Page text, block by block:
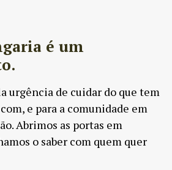
é um
urgência de cuidar do que tem
e para a comunidade em
Abrimos as portas em
o saber com quem quer